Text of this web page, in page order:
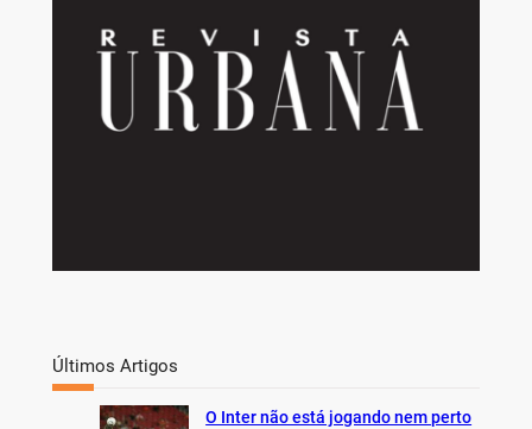
Últimos Artigos
O Inter não está jogando nem perto